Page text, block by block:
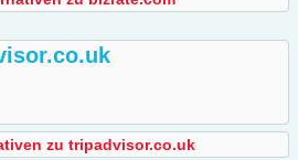
zu tripadvisor.co.uk